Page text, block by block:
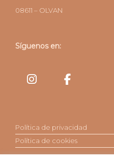
08611 – OLVAN
Síguenos en:
Política de privacidad
Política de cookies